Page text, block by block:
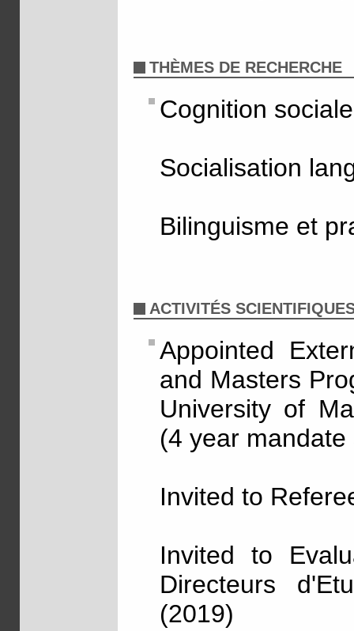
THÈMES DE RECHERCHE
Cognition
Socialisation
Bilinguisme et
ACTIVITÉS
Appointed
and Masters
University of
(4 year
Invited to
Invited to
Directeurs
(2019)